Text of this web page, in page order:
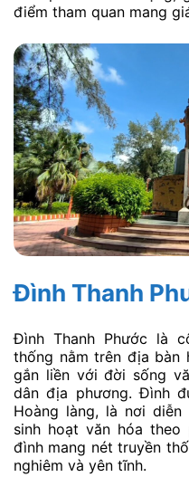
điểm tham quan mang
Đình Thanh
Đình Thanh Phước là
thống nằm trên địa bàn
gắn liền với đời sống
dân địa phương. Đình
Hoàng làng, là nơi
sinh hoạt văn hóa
đình mang nét truyền
nghiêm và yên tĩnh.